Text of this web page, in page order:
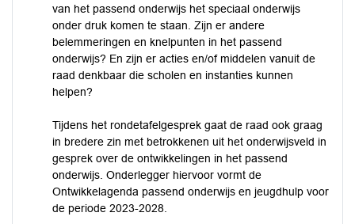
van het passend onderwijs het speciaal onderwijs
onder druk komen te staan. Zijn er andere
belemmeringen en knelpunten in het passend
onderwijs? En zijn er acties en/of middelen vanuit de
raad denkbaar die scholen en instanties kunnen
helpen?
Tijdens het rondetafelgesprek gaat de raad ook graag
in bredere zin met betrokkenen uit het onderwijsveld in
gesprek over de ontwikkelingen in het passend
onderwijs. Onderlegger hiervoor vormt de
Ontwikkelagenda passend onderwijs en jeugdhulp voor
de periode 2023-2028.